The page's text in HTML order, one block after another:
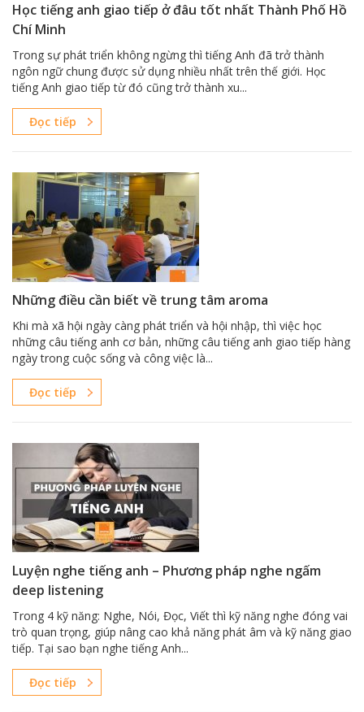
Học tiếng anh giao tiếp ở đâu tốt nhất Thành Phố Hồ
Chí Minh
Trong sự phát triển không ngừng thì tiếng Anh đã trở thành
ngôn ngữ chung được sử dụng nhiều nhất trên thế giới. Học
tiếng Anh giao tiếp từ đó cũng trở thành xu...
Đọc tiếp
Những điều cần biết về trung tâm aroma
Khi mà xã hội ngày càng phát triển và hội nhập, thì việc học
những câu tiếng anh cơ bản, những câu tiếng anh giao tiếp hàng
ngày trong cuộc sống và công việc là...
Đọc tiếp
Luyện nghe tiếng anh – Phương pháp nghe ngấm
deep listening
Trong 4 kỹ năng: Nghe, Nói, Đọc, Viết thì kỹ năng nghe đóng vai
trò quan trọng, giúp nâng cao khả năng phát âm và kỹ năng giao
tiếp. Tại sao bạn nghe tiếng Anh...
Đọc tiếp